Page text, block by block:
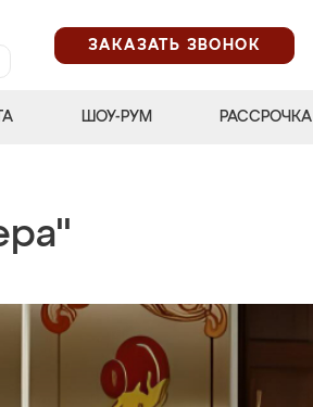
ЗАКАЗАТЬ ЗВОНОК
ШОУ-РУМ РАССРОЧКА